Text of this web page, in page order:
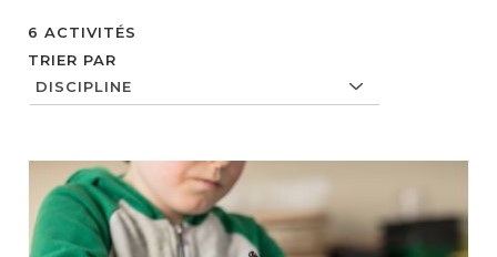
6 ACTIVITÉS
TRIER PAR